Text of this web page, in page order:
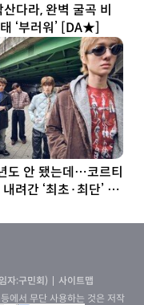
다라, 완벽 굴곡 비
‘부러워’ [DA★]
도 안 됐는데…코르티
려간 ‘최초·최단’ 기
자:구민회)
사이트맵
에서 무단 사용하는 것은 저작